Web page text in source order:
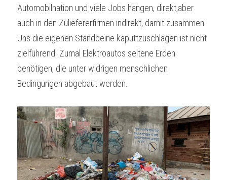
Automobilnation und viele Jobs hängen, direkt,aber
auch in den Zuliefererfirmen indirekt, damit zusammen.
Uns die eigenen Standbeine kaputtzuschlagen ist nicht
zielführend. Zumal Elektroautos seltene Erden
benötigen, die unter widrigen menschlichen
Bedingungen abgebaut werden.